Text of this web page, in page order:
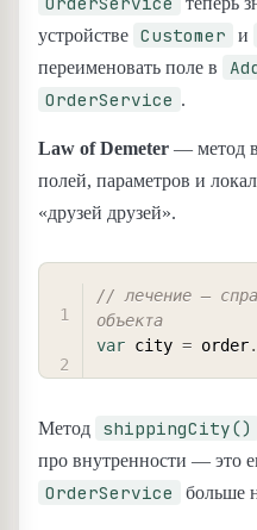
устройстве Customer и
переименовать поле в
OrderService .
Law of Demeter — метод
полей, параметров и
«друзей друзей».
// лечение —
объекта
var city = order.
Метод shippingCity()
про внутренности — это
OrderService больше